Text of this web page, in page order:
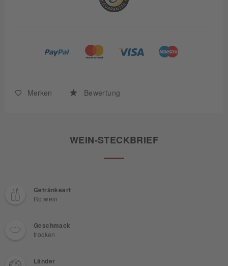
Merken Bewertung
WEIN-STECKBRIEF
Getränkeart
Rotwein
Geschmack
trocken
Länder